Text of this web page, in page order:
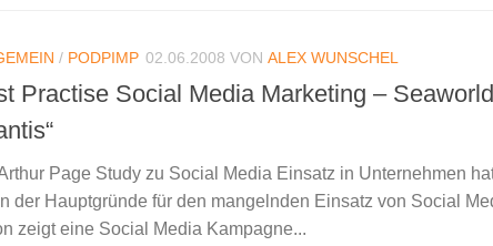
/ PODPIMP 02.06.2008 VON ALEX WUNSCHEL
Practise Social Media Marketing –
Page Study zu Social Media Einsatz in Unternehmen
der Hauptgründe für den mangelnden Einsatz von Social
zeigt eine Social Media Kampagne...